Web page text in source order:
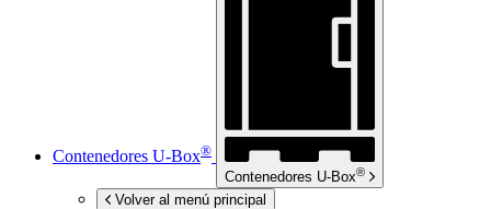
Contenedores U-Box®
Contenedores U-Box®
Volver al menú principal